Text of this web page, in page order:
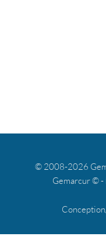
© 2008-2026
Gemarcur © -